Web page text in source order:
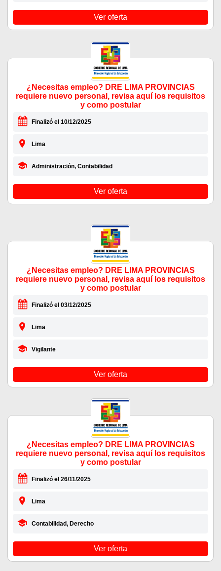
Ver oferta
¿Necesitas empleo? DRE LIMA PROVINCIAS
requiere nuevo personal, revisa aquí los requisitos
y como postular
Finalizó el 10/12/2025
Lima
Administración, Contabilidad
Ver oferta
¿Necesitas empleo? DRE LIMA PROVINCIAS
requiere nuevo personal, revisa aquí los requisitos
y como postular
Finalizó el 03/12/2025
Lima
Vigilante
Ver oferta
¿Necesitas empleo? DRE LIMA PROVINCIAS
requiere nuevo personal, revisa aquí los requisitos
y como postular
Finalizó el 26/11/2025
Lima
Contabilidad, Derecho
Ver oferta